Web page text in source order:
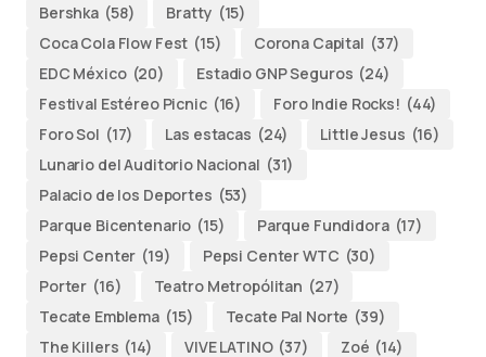
Bershka (58) Bratty (15)
Coca Cola Flow Fest (15) Corona Capital (37)
EDC México (20) Estadio GNP Seguros (24)
Festival Estéreo Picnic (16) Foro Indie Rocks! (44)
Foro Sol (17) Las estacas (24) Little Jesus (16)
Lunario del Auditorio Nacional (31)
Palacio de los Deportes (53)
Parque Bicentenario (15) Parque Fundidora (17)
Pepsi Center (19) Pepsi Center WTC (30)
Porter (16) Teatro Metropólitan (27)
Tecate Emblema (15) Tecate Pal Norte (39)
The Killers (14) VIVE LATINO (37) Zoé (14)